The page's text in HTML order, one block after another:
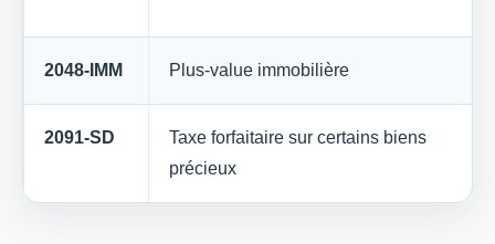
2048-IMM Plus-value immobilière
2091-SD
Taxe forfaitaire sur certains biens
précieux